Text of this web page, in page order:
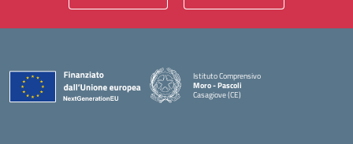
Istituto Comprensivo
Moro - Pascoli
Casagiove (CE)
— Visita la pagina iniziale della scuola